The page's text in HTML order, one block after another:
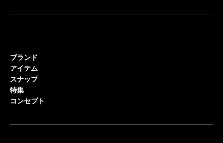
ブランド
アイテム
スナップ
特集
コンセプト